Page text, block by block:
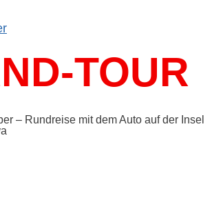
TOUR
– Rundreise mit dem Auto auf der Insel